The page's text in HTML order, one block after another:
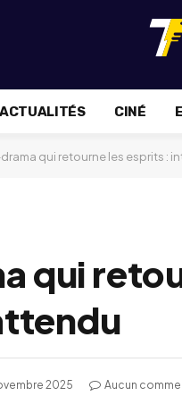
ACTUALITÉS CINÉ
drama qui retourne les esprits :
qui
2025 Aucun